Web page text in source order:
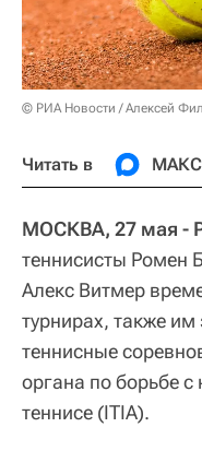
© РИА Новости / Алексей
Читать в МАКС
МОСКВА, 27 мая -
теннисисты Ромен
Алекс Витмер
турнирах, также
теннисные
органа по борьбе
теннисе (ITIA).